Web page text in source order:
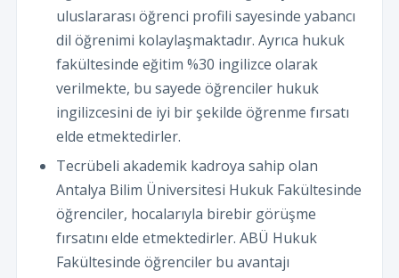
uluslararası öğrenci profili sayesinde yabancı
dil öğrenimi kolaylaşmaktadır. Ayrıca hukuk
fakültesinde eğitim %30 ingilizce olarak
verilmekte, bu sayede öğrenciler hukuk
ingilizcesini de iyi bir şekilde öğrenme fırsatı
elde etmektedirler.
Tecrübeli akademik kadroya sahip olan
Antalya Bilim Üniversitesi Hukuk Fakültesinde
öğrenciler, hocalarıyla birebir görüşme
fırsatını elde etmektedirler. ABÜ Hukuk
Fakültesinde öğrenciler bu avantajı